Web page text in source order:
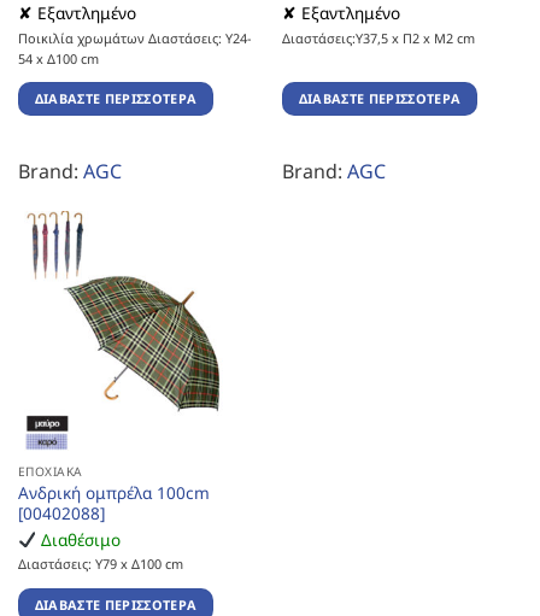
✘ Εξαντλημένο
Ποικιλία χρωμάτων Διαστάσεις: Υ24-
54 x Δ100 cm
ΔΙΑΒΆΣΤΕ ΠΕΡΙΣΣΌΤΕΡΑ
Brand: AGC
✘ Εξαντλημένο
Διαστάσεις:Υ37,5 x Π2 x Μ2 cm
ΔΙΑΒΆΣΤΕ ΠΕΡΙΣΣΌΤΕΡΑ
Brand: AGC
ΕΠΟΧΙΑΚΆ
Ανδρική ομπρέλα 100cm
[00402088]
Διαθέσιμο
Διαστάσεις: Υ79 x Δ100 cm
ΔΙΑΒΆΣΤΕ ΠΕΡΙΣΣΌΤΕΡΑ